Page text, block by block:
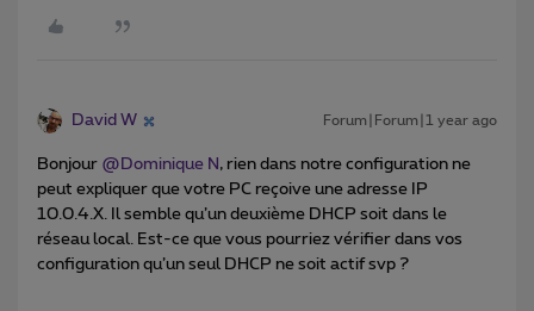
David W Forum|Forum|1 year ago
Bonjour ​ @Dominique N , rien dans notre configuration ne
peut expliquer que votre PC reçoive une adresse IP
10.0.4.X. Il semble qu’un deuxième DHCP soit dans le
réseau local. Est-ce que vous pourriez vérifier dans vos
configuration qu’un seul DHCP ne soit actif svp ?